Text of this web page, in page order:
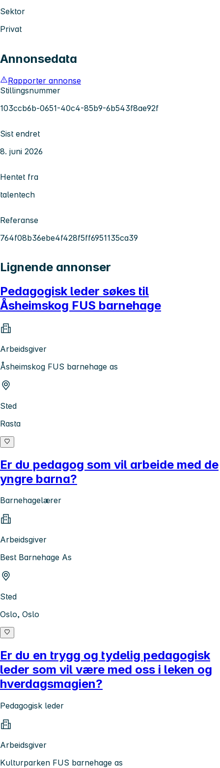
Sektor
Privat
Annonsedata
Rapporter annonse
Stillingsnummer
103ccb6b-0651-40c4-85b9-6b543f8ae92f
Sist endret
8. juni 2026
Hentet fra
talentech
Referanse
764f08b36ebe4f428f5ff6951135ca39
Lignende annonser
Pedagogisk leder søkes til
Åsheimskog FUS barnehage
Arbeidsgiver
Åsheimskog FUS barnehage as
Sted
Rasta
Er du pedagog som vil arbeide med de
yngre barna?
Barnehagelærer
Arbeidsgiver
Best Barnehage As
Sted
Oslo, Oslo
Er du en trygg og tydelig pedagogisk
leder som vil være med oss i leken og
hverdagsmagien?
Pedagogisk leder
Arbeidsgiver
Kulturparken FUS barnehage as